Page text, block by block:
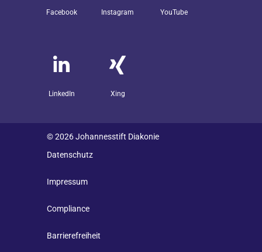
Facebook Instagram YouTube
LinkedIn Xing
© 2026 Johannesstift Diakonie
Datenschutz
Impressum
Compliance
Barrierefreiheit